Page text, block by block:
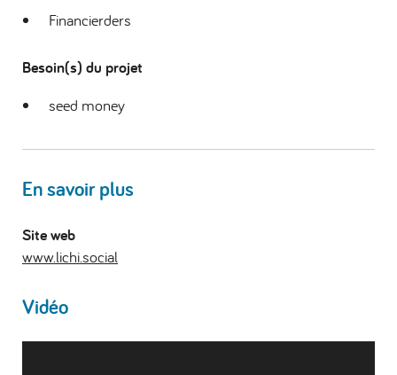
Financierders
Besoin(s) du projet
seed money
En savoir plus
Site web
www.lichi.social
Vidéo